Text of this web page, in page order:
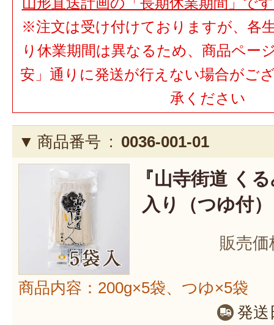
※注文は受け付けておりますが、各
り休業期間は異なるため、商品ペー
安」通りに発送が行えない場合がご
承ください
商品番号 : 0036-001-01
『山寺街道 く
入り（つゆ付
販売価
商品内容：200g×5袋、つゆ×5袋
発送